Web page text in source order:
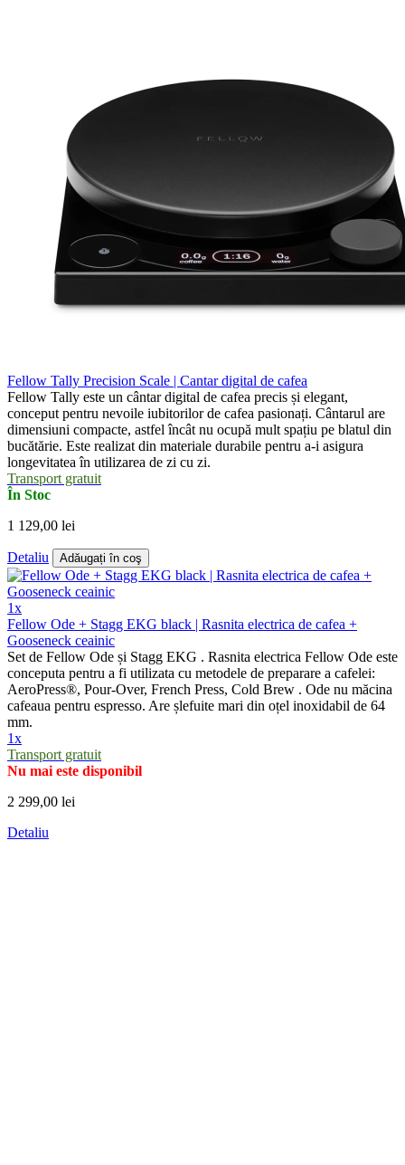
Fellow Tally Precision Scale | Cantar digital de cafea
Fellow Tally este un cântar digital de cafea precis și elegant,
conceput pentru nevoile iubitorilor de cafea pasionați. Cântarul are
dimensiuni compacte, astfel încât nu ocupă mult spațiu pe blatul din
bucătărie. Este realizat din materiale durabile pentru a-i asigura
longevitatea în utilizarea de zi cu zi.
Transport gratuit
În Stoc
1 129,00 lei
Detaliu Adăugați în coş
1x
Fellow Ode + Stagg EKG black | Rasnita electrica de cafea +
Gooseneck ceainic
Set de Fellow Ode și Stagg EKG . Rasnita electrica Fellow Ode este
conceputa pentru a fi utilizata cu metodele de preparare a cafelei:
AeroPress®, Pour-Over, French Press, Cold Brew . Ode nu măcina
cafeaua pentru espresso. Are șlefuite mari din oțel inoxidabil de 64
mm.
1x
Transport gratuit
Nu mai este disponibil
2 299,00 lei
Detaliu